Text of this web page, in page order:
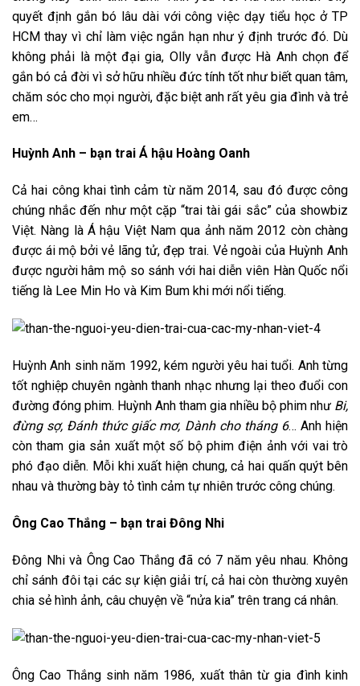
quyết định gắn bó lâu dài với công việc dạy tiểu học ở TP
HCM thay vì chỉ làm việc ngắn hạn như ý định trước đó. Dù
không phải là một đại gia, Olly vẫn được Hà Anh chọn để
gắn bó cả đời vì sở hữu nhiều đức tính tốt như biết quan tâm,
chăm sóc cho mọi người, đặc biệt anh rất yêu gia đình và trẻ
em…
Huỳnh Anh – bạn trai Á hậu Hoàng Oanh
Cả hai công khai tình cảm từ năm 2014, sau đó được công
chúng nhắc đến như một cặp “trai tài gái sắc” của showbiz
Việt. Nàng là Á hậu Việt Nam qua ảnh năm 2012 còn chàng
được ái mộ bởi vẻ lãng tử, đẹp trai. Vẻ ngoài của Huỳnh Anh
được người hâm mộ so sánh với hai diễn viên Hàn Quốc nổi
tiếng là Lee Min Ho và Kim Bum khi mới nổi tiếng.
Huỳnh Anh sinh năm 1992, kém người yêu hai tuổi. Anh từng
tốt nghiệp chuyên ngành thanh nhạc nhưng lại theo đuổi con
đường đóng phim. Huỳnh Anh tham gia nhiều bộ phim như Bi,
đừng sợ, Đánh thức giấc mơ, Dành cho tháng 6… Anh hiện
còn tham gia sản xuất một số bộ phim điện ảnh với vai trò
phó đạo diễn. Mỗi khi xuất hiện chung, cả hai quấn quýt bên
nhau và thường bày tỏ tình cảm tự nhiên trước công chúng.
Ông Cao Thắng – bạn trai Đông Nhi
Đông Nhi và Ông Cao Thắng đã có 7 năm yêu nhau. Không
chỉ sánh đôi tại các sự kiện giải trí, cả hai còn thường xuyên
chia sẻ hình ảnh, câu chuyện về “nửa kia” trên trang cá nhân.
Ông Cao Thắng sinh năm 1986, xuất thân từ gia đình kinh